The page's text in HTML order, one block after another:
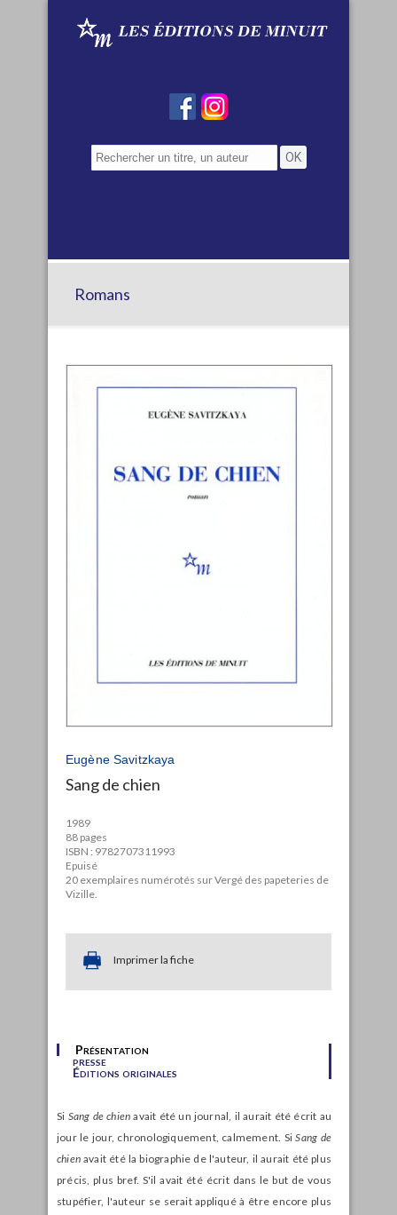
Romans
Eugène Savitzkaya
Sang de chien
1989
88 pages
ISBN : 9782707311993
Epuisé
20 exemplaires numérotés sur Vergé des papeteries de
Vizille.
Imprimer la fiche
Présentation
presse
Éditions originales
Si Sang de chien avait été un journal, il aurait été écrit au
jour le jour, chronologiquement, calmement. SiSang de
chien avait été la biographie de l'auteur, il aurait été plus
précis, plus bref. S'il avait été écrit dans le but de vous
stupéfier, l'auteur se serait appliqué à être encore plus